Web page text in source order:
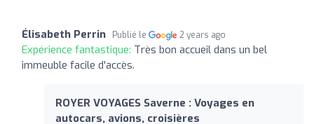
Élisabeth Perrin Publié le 2 years ago
Expérience fantastique: Très bon accueil dans un bel
immeuble facile d'accès.
ROYER VOYAGES Saverne : Voyages en
autocars, avions, croisières